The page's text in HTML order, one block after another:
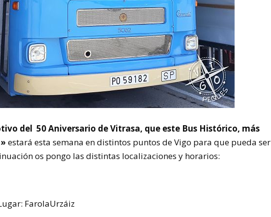
del 50 Aniversario de Vitrasa, que este Bus Histórico, más
estará esta semana en distintos puntos de Vigo para que pueda ser
os pongo las distintas localizaciones y horarios:
FarolaUrzáiz